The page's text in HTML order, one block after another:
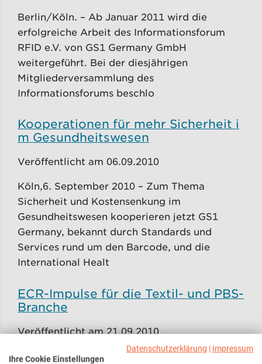
Berlin/Köln. – Ab Januar 2011 wird die
erfolgreiche Arbeit des Informationsforum
RFID e.V. von GS1 Germany GmbH
weitergeführt. Bei der diesjährigen
Mitgliederversammlung des
Informationsforums beschlo
Kooperationen für mehr Sicherheit i
m Gesundheitswesen
Veröffentlicht am 06.09.2010
Köln,6. September 2010 – Zum Thema
Sicherheit und Kostensenkung im
Gesundheitswesen kooperieren jetzt GS1
Germany, bekannt durch Standards und
Services rund um den Barcode, und die
International Healt
ECR-Impulse für die Textil- und PBS-
Branche
Veröffentlicht am 21.09.2010
Hamburg. Vom Schreibwaren-Fachhandel bis
Datenschutzerklärung | Impressum
Ihre Cookie Einstellungen